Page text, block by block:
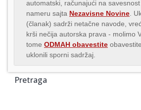
automatski, računajući na
nameru sajta Nezavisne Novine .
(članak) sadrži netačne navode,
krši nečija autorska prava - molimo
tome ODMAH obavestite
uklonili sporni sadržaj.
Pretraga